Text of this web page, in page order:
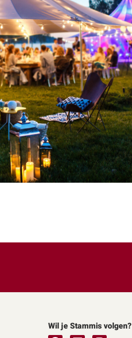
Wil je Stammis volgen?